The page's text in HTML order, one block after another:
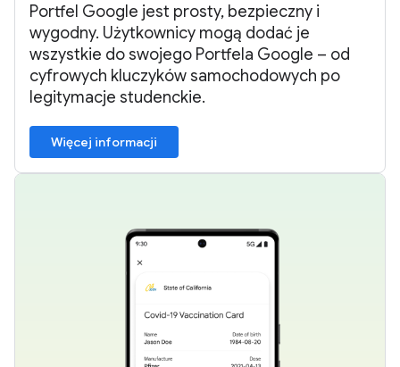
Portfel Google jest prosty, bezpieczny i
wygodny. Użytkownicy mogą dodać je
wszystkie do swojego Portfela Google – od
cyfrowych kluczyków samochodowych po
legitymacje studenckie.
Więcej informacji